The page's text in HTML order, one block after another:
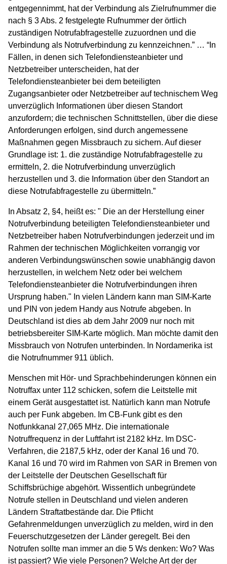
entgegennimmt, hat der Verbindung als Zielrufnummer die
nach § 3 Abs. 2 festgelegte Rufnummer der örtlich
zuständigen Notrufabfragestelle zuzuordnen und die
Verbindung als Notrufverbindung zu kennzeichnen.” … “In
Fällen, in denen sich Telefondiensteanbieter und
Netzbetreiber unterscheiden, hat der
Telefondiensteanbieter bei dem beteiligten
Zugangsanbieter oder Netzbetreiber auf technischem Weg
unverzüglich Informationen über diesen Standort
anzufordern; die technischen Schnittstellen, über die diese
Anforderungen erfolgen, sind durch angemessene
Maßnahmen gegen Missbrauch zu sichern. Auf dieser
Grundlage ist: 1. die zuständige Notrufabfragestelle zu
ermitteln, 2. die Notrufverbindung unverzüglich
herzustellen und 3. die Information über den Standort an
diese Notrufabfragestelle zu übermitteln.”
In Absatz 2, §4, heißt es: " Die an der Herstellung einer
Notrufverbindung beteiligten Telefondiensteanbieter und
Netzbetreiber haben Notrufverbindungen jederzeit und im
Rahmen der technischen Möglichkeiten vorrangig vor
anderen Verbindungswünschen sowie unabhängig davon
herzustellen, in welchem Netz oder bei welchem
Telefondiensteanbieter die Notrufverbindungen ihren
Ursprung haben." In vielen Ländern kann man SIM-Karte
und PIN von jedem Handy aus Notrufe abgeben. In
Deutschland ist dies ab dem Jahr 2009 nur noch mit
betriebsbereiter SIM-Karte möglich. Man möchte damit den
Missbrauch von Notrufen unterbinden. In Nordamerika ist
die Notrufnummer 911 üblich.
Menschen mit Hör- und Sprachbehinderungen können ein
Notruffax unter 112 schicken, sofern die Leitstelle mit
einem Gerät ausgestattet ist. Natürlich kann man Notrufe
auch per Funk abgeben. Im CB-Funk gibt es den
Notfunkkanal 27,065 MHz. Die internationale
Notruffrequenz in der Luftfahrt ist 2182 kHz. Im DSC-
Verfahren, die 2187,5 kHz, oder der Kanal 16 und 70.
Kanal 16 und 70 wird im Rahmen von SAR in Bremen von
der Leitstelle der Deutschen Gesellschaft für
Schiffsbrüchige abgehört. Wissentlich unbegründete
Notrufe stellen in Deutschland und vielen anderen
Ländern Straftatbestände dar. Die Pflicht
Gefahrenmeldungen unverzüglich zu melden, wird in den
Feuerschutzgesetzen der Länder geregelt. Bei den
Notrufen sollte man immer an die 5 Ws denken: Wo? Was
ist passiert? Wie viele Personen? Welche Art der der